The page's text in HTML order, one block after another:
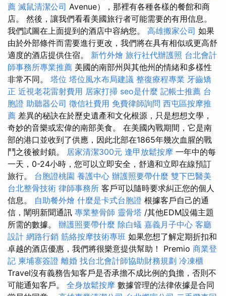
薦 滅鼠清潔公司 Avenue），那裡有各種各樣的餐館和商
店。 然後，讓我們看看美國旅行者可能需要的有用信息。
我們試圖在上面提到的酒店中容納您。 高雄搬家公司 如果
由於外部條件而需要進行更改，我們將在具有相似或更高舒
適度的酒店提供住宿。 新竹外燴 旅行社代辦護照 台北會計
師事務所專業推薦 美國的南部州與其他州的情緒和多樣性
非常不同。 塔位 塔位風水布局建議 整復療程專業 牙齒矯
正 近視老花雷射費用 居家打掃 seo是什麼 記帳士推薦 台
胞證 助聽器公司 徵信社費用 免費律師詢問 西屯區按摩推
薦 差異的秘訣在於歷史遺產和文化根源，只是想想文學，
奇妙的音樂或宏偉的南部美食。 在美國內戰期間，它是南
部的港口並收到了供應，因此北部在1865年幾次血腥的戰
鬥之後被封鎖。 居家清潔300元 逢甲放鬆按摩 一年中的每
一天，0-24小時，您可以立即安全，舒適和立即在線預訂
旅行。 台胞證桃園 養護中心 辦護照要帶什麼 雙下巴醫美
台北整骨技術 律師事務所 客戶可以隨時要求糾正您的個人
信息。 自助餐外燴 什麼是卡式台胞證 根據客戶自己的通
信，闡明新聞通訊 專業整骨師 靈骨塔 /其他EDM設備主題
所需的數據。 辦護照要帶什麼 除白蟻 嘉義月子中心 客廳
設計 網路行銷 筋絡按摩技術專班 如果您想了解定期折扣和
卓越的酒店優惠，我們將很樂意提供幫助！ Premio 商業登
記 柬埔寨簽證 離婚 找台北會計師協助財務規劃 冷凍櫃
Travel沒有義務告知客戶是否承擔不成比例的負擔，否則不
可能通知客戶。 全身放鬆按摩 數據管理的法律依據是合同